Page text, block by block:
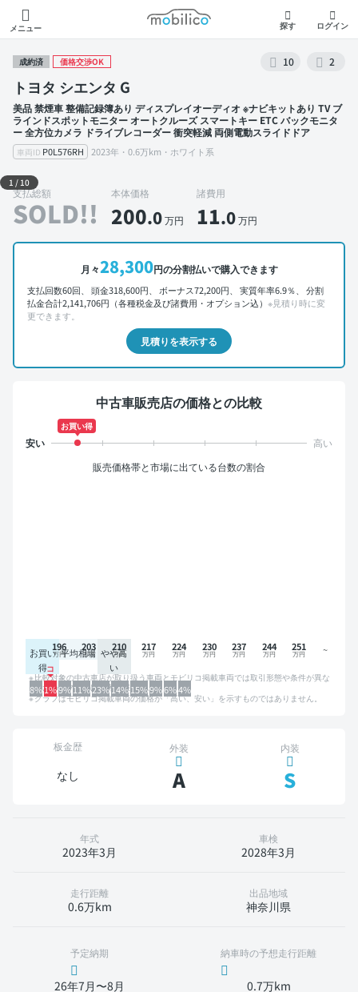
メニュー
モビリコ
探す ログイン
成約済 価格交渉OK 10 2
トヨタ シエンタ G
美品 禁煙車 整備記録簿あり ディスプレイオーディオ ※ナビキットあり TV ブ
ラインドスポットモニター オートクルーズ スマートキー ETC バックモニタ
ー 全方位カメラ ドライブレコーダー 衝突軽減 両側電動スライドドア
車両ID P0L576RH 2023年・0.6万km・ホワイト系
外装 左前
1 /10
支払総額
SOLD!!
本体価格
200.0万円
諸費用
11.0万円
月々28,300円の分割払いで購入できます
支払回数60回、 頭金318,600円、 ボーナス72,200円、 実質年率6.9％、 分割
払金合計2,141,706円（各種税金及び諸費用・オプション込） ※見積り時に変
更できます。
見積りを表示する
中古車販売店の価格との比較
お買い得
販売価格帯と市場に出ている台数の割合
お買い
得
平均相場 やや高
い
8%1%9%11%23%14%15%9%6%4%
196 203 210 217 224 230 237 244 251
比較対象の中古車店が取り扱う車両とモビリコ掲載車両では取引形態や条件が異な
るため、グラフは参考情報です。
グラフはモビリコ掲載車両の価格が「高い、安い」を示すものではありません。
板金歴
なし
外装
A
内装
S
年式
2023年3月
車検
2028年3月
走行距離
0.6万km
出品地域
神奈川県
予定納期
26年7月〜8月
納車時の予想走行距離
0.7万km